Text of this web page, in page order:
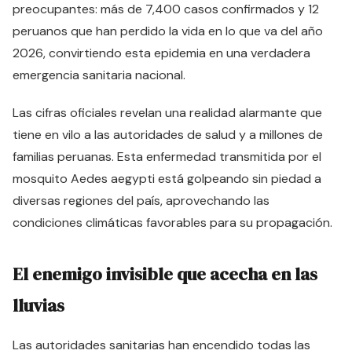
preocupantes: más de 7,400 casos confirmados y 12
peruanos que han perdido la vida en lo que va del año
2026, convirtiendo esta epidemia en una verdadera
emergencia sanitaria nacional.
Las cifras oficiales revelan una realidad alarmante que
tiene en vilo a las autoridades de salud y a millones de
familias peruanas. Esta enfermedad transmitida por el
mosquito Aedes aegypti está golpeando sin piedad a
diversas regiones del país, aprovechando las
condiciones climáticas favorables para su propagación.
El enemigo invisible que acecha en las
lluvias
Las autoridades sanitarias han encendido todas las